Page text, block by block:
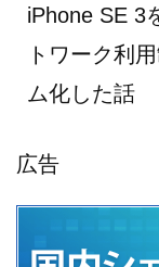
iPhone SE 3
トワーク利
ム化した話
広告